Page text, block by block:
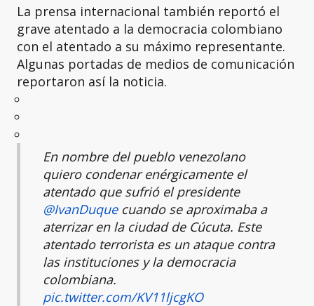
La prensa internacional también reportó el
grave atentado a la democracia colombiano
con el atentado a su máximo representante.
Algunas portadas de medios de comunicación
reportaron así la noticia.
En nombre del pueblo venezolano
quiero condenar enérgicamente el
atentado que sufrió el presidente
@IvanDuquecuando se aproximaba a
aterrizar en la ciudad de Cúcuta. Este
atentado terrorista es un ataque contra
las instituciones y la democracia
colombiana.
pic.twitter.com/KV11ljcgKO